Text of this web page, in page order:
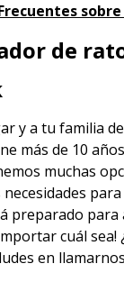
de
y a tu familia
más de 10
muchas
preparado
cuál
en